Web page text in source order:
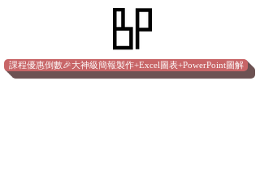
課程優惠倒數🎉大神級簡報製作+Excel圖表+PowerPoint圖解